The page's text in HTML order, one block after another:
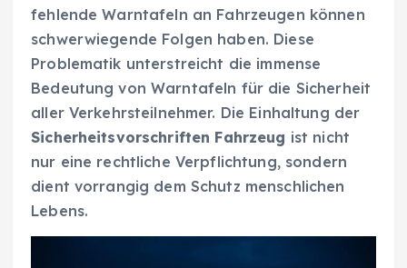
fehlende Warntafeln an Fahrzeugen können
schwerwiegende Folgen haben. Diese
Problematik unterstreicht die immense
Bedeutung von Warntafeln für die Sicherheit
aller Verkehrsteilnehmer. Die Einhaltung der
Sicherheitsvorschriften Fahrzeug ist nicht
nur eine rechtliche Verpflichtung, sondern
dient vorrangig dem Schutz menschlichen
Lebens.